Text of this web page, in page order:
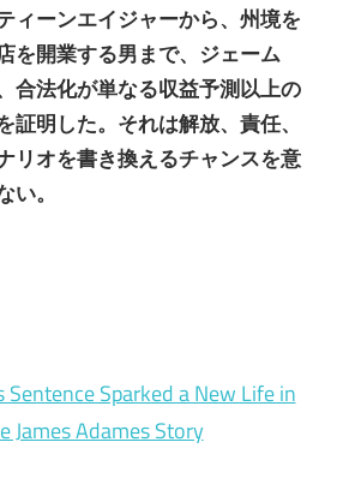
ィーンエイジャーから、州境を
を開業する男まで、ジェーム
合法化が単なる収益予測以上の
証明した。それは解放、責任、
リオを書き換えるチャンスを意
い。
Sentence Sparked a New Life in
James Adames Story